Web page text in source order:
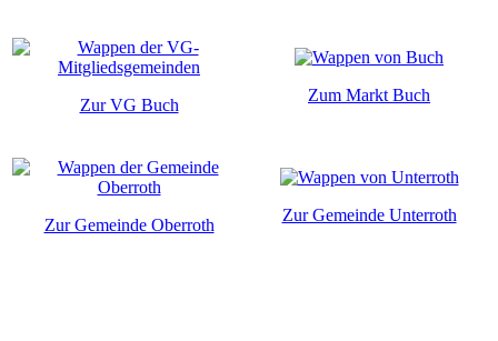
Zur VG Buch
Zum Markt Buch
Zur Gemeinde Oberroth
Zur Gemeinde Unterroth